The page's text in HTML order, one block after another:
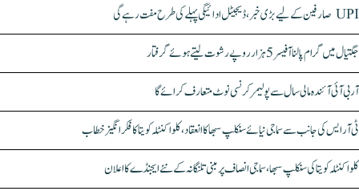
UPI صارفین کے لیے بڑی خبر، ڈیجیٹل ادائیگی پہلے کی طرح مفت رہے گی
جگتیال میں گرام پالنا آفیسر 5 ہزار روپے رشوت لیتے ہوئے گرفتار
آر بی آئی آئندہ مالی سال سے پولیمر کرنسی نوٹ متعارف کرائے گا
ٹی آر ایس کی جانب سے سماجی نیائے سنکلپ سبھا کا انعقاد، کلواکنٹلہ کویتا کا فکر انگیز خطاب
کلواکنٹلہ کویتا کی سنکلپ سبھا، سماجی انصاف پر مبنی تلنگانہ کے نئے ایجنڈے کا اعلان